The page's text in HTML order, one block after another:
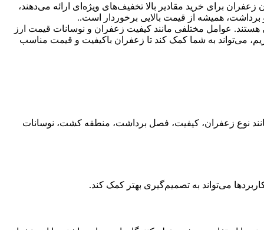
برای خرید مقادیر بالا تخفیف‌های ویژه‌ای ارائه می‌دهند،
همیشه از قیمت بالایی برخوردار است..
عوامل مختلفی مانند کیفیت زعفران و نوسانات قیمت ارز
می‌تواند به شما کمک کند تا زعفران باکیفیت و قیمت مناسب
نوع زعفران، کیفیت، فصل برداشت، منطقه کشت، نوسانات
می‌تواند به تصمیم‌گیری بهتر کمک کند.